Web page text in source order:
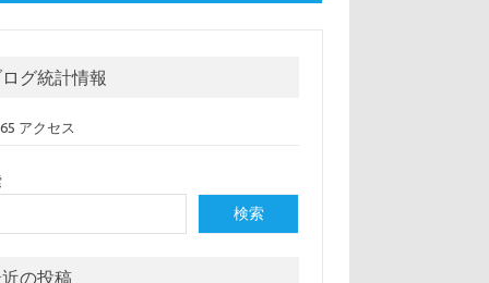
グ統計情報
アクセス
検索
の投稿